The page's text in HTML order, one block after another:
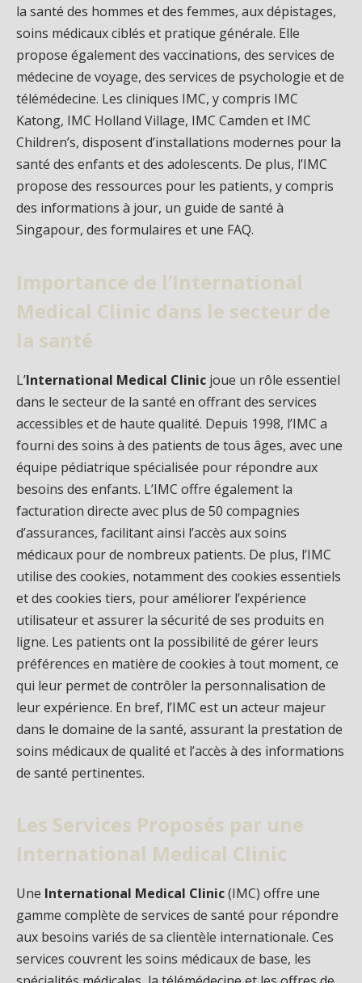
la santé des hommes et des femmes, aux dépistages,
soins médicaux ciblés et pratique générale. Elle
propose également des vaccinations, des services de
médecine de voyage, des services de psychologie et de
télémédecine. Les cliniques IMC, y compris IMC
Katong, IMC Holland Village, IMC Camden et IMC
Children’s, disposent d’installations modernes pour la
santé des enfants et des adolescents. De plus, l’IMC
propose des ressources pour les patients, y compris
des informations à jour, un guide de santé à
Singapour, des formulaires et une FAQ.
Importance de l’International
Medical Clinic dans le secteur de
la santé
L’International Medical Clinic joue un rôle essentiel
dans le secteur de la santé en offrant des services
accessibles et de haute qualité. Depuis 1998, l’IMC a
fourni des soins à des patients de tous âges, avec une
équipe pédiatrique spécialisée pour répondre aux
besoins des enfants. L’IMC offre également la
facturation directe avec plus de 50 compagnies
d’assurances, facilitant ainsi l’accès aux soins
médicaux pour de nombreux patients. De plus, l’IMC
utilise des cookies, notamment des cookies essentiels
et des cookies tiers, pour améliorer l’expérience
utilisateur et assurer la sécurité de ses produits en
ligne. Les patients ont la possibilité de gérer leurs
préférences en matière de cookies à tout moment, ce
qui leur permet de contrôler la personnalisation de
leur expérience. En bref, l’IMC est un acteur majeur
dans le domaine de la santé, assurant la prestation de
soins médicaux de qualité et l’accès à des informations
de santé pertinentes.
Les Services Proposés par une
International Medical Clinic
Une International Medical Clinic(IMC) offre une
gamme complète de services de santé pour répondre
aux besoins variés de sa clientèle internationale. Ces
services couvrent les soins médicaux de base, les